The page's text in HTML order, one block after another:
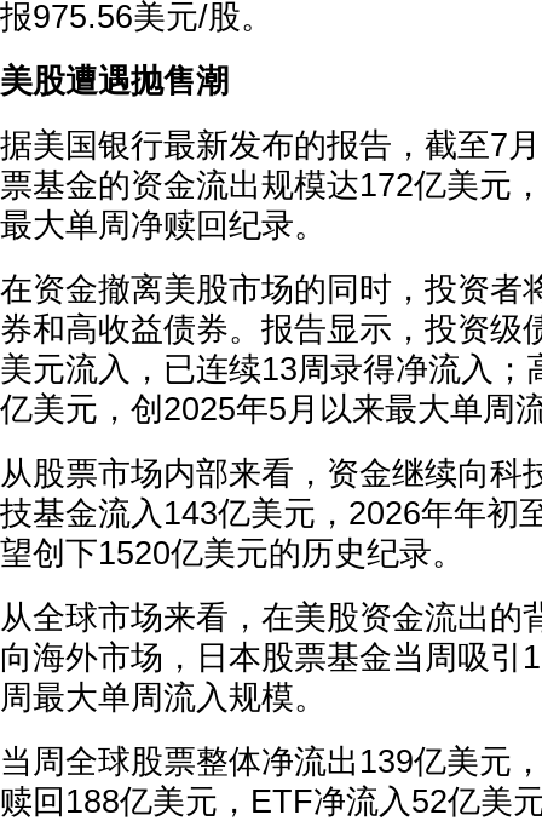
报975.56美元/股。
美股遭遇抛售潮
据美国银行最新发布的报告，截至7
票基金的资金流出规模达172亿美元
最大单周净赎回纪录。
在资金撤离美股市场的同时，投资者
券和高收益债券。报告显示，投资级
美元流入，已连续13周录得净流入；
亿美元，创2025年5月以来最大单周
从股票市场内部来看，资金继续向科
技基金流入143亿美元，2026年年初
望创下1520亿美元的历史纪录。
从全球市场来看，在美股资金流出的
向海外市场，日本股票基金当周吸引
周最大单周流入规模。
当周全球股票整体净流出139亿美元
赎回188亿美元，ETF净流入52亿美